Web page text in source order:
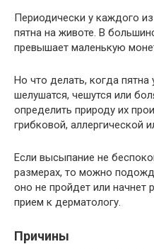
Периодически у каждого
пятна на животе. В
превышает маленькую
Но что делать, когда пятна
шелушатся, чешутся или
определить природу их
грибковой, аллергической
Если высыпание не
размерах, то можно
оно не пройдет или начнет
прием к дерматологу.
Причины